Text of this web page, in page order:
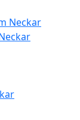
Neckar